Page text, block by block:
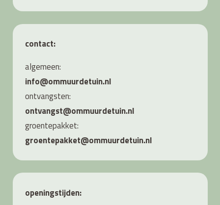
contact:
algemeen:
info@ommuurdetuin.nl
ontvangsten:
ontvangst@ommuurdetuin.nl
groentepakket:
groentepakket@ommuurdetuin.nl
openingstijden: